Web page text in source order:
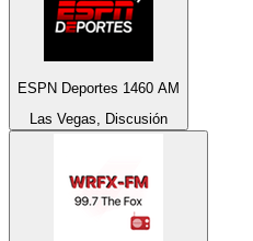
ESPN Deportes 1460 AM
Las Vegas, Discusión